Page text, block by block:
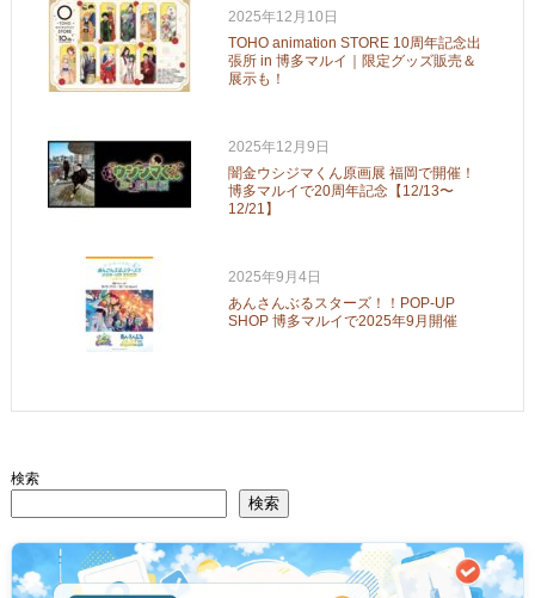
2025年12月10日
TOHO animation STORE 10周年記念出
張所 in 博多マルイ｜限定グッズ販売＆
展示も！
2025年12月9日
闇金ウシジマくん原画展 福岡で開催！
博多マルイで20周年記念【12/13〜
12/21】
2025年9月4日
あんさんぶるスターズ！！POP-UP
SHOP 博多マルイで2025年9月開催
検索
検索